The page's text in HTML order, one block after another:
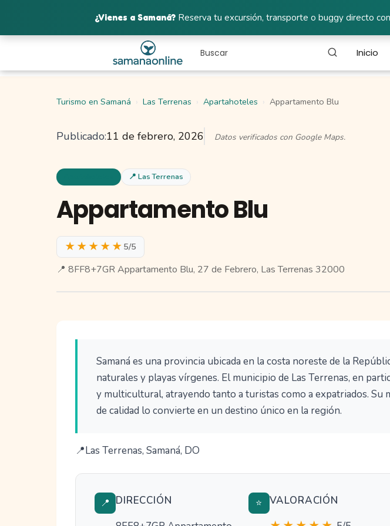
Inicio
Turismo en Samaná Las Terrenas Apartahoteles Appartamento Blu
Publicado:11 de febrero, 2026 Datos verificados con Google Maps.
📍 Las Terrenas
Appartamento Blu
★★★★★ 5/5
📍 8FF8+7GR Appartamento Blu, 27 de Febrero, Las Terrenas 32000
Samaná es una provincia ubicada en la costa noreste de la
naturales y playas vírgenes. El municipio de Las Terrenas, en
y multicultural, atrayendo tanto a turistas como a expatriados.
de calidad lo convierte en un destino único en la región.
Las Terrenas, Samaná, DO
📍 DIRECCIÓN
⭐ VALORACIÓN
¿Vienes a Samaná?Reserva tu excursión, transporte o buggy directo